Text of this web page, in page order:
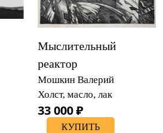
Мыслительный
реактор
Мошкин Валерий
Холст, масло, лак
33 000 ₽
КУПИТЬ